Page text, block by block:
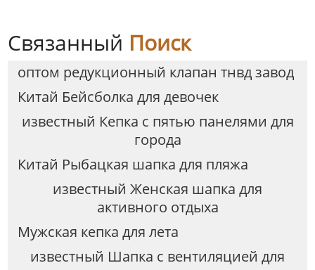
Связанный Поиск
оптом редукционный клапан тнвд завод
Китай Бейсболка для девочек
известный Кепка с пятью панелями для
города
Китай Рыбацкая шапка для пляжа
известный Женская шапка для
активного отдыха
Мужская кепка для лета
известный Шапка с вентиляцией для